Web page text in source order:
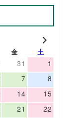
金 土
31
1
7
8
14
15
21
22